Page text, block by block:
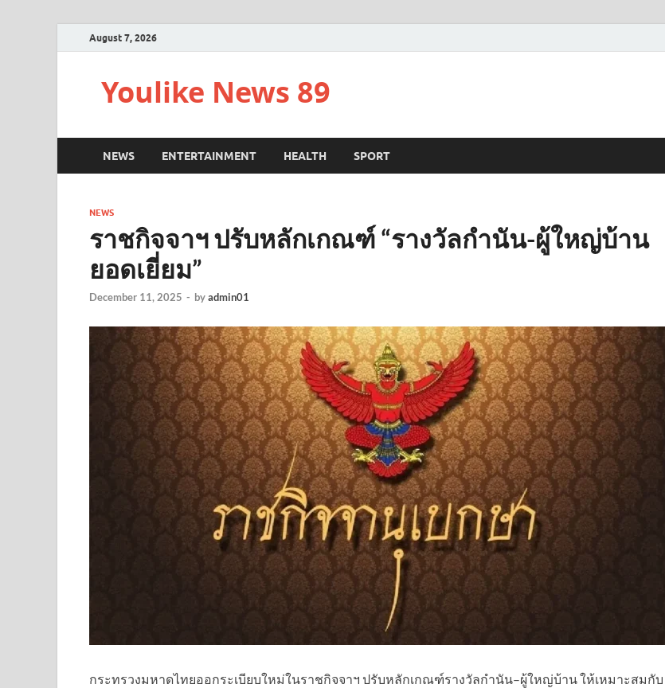
August 7, 2026
Youlike News 89
NEWS ENTERTAINMENT HEALTH SPORT
NEWS
ราชกิจจาฯ ปรับหลักเกณฑ์ “รางวัลกำนัน-ผู้ใหญ่บ้าน
ยอดเยี่ยม”
December 11, 2025 - byadmin01
กระทรวงมหาดไทยออกระเบียบใหม่ในราชกิจจาฯ ปรับหลักเกณฑ์รางวัลกำนัน–ผู้ใหญ่บ้าน ให้เหมาะสมกับ